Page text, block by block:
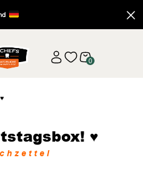
0
♥
h z e t t e l